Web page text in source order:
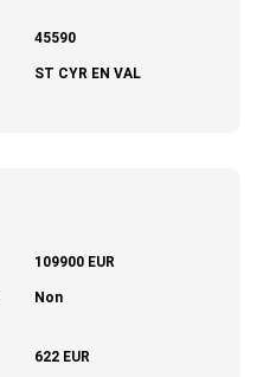
45590
ST CYR EN VAL
109900 EUR
Non
622 EUR